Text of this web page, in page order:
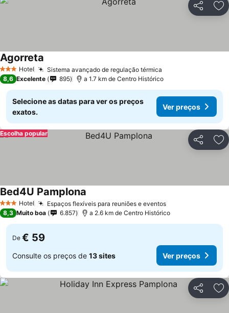
Partilhar
3 EstrelasHotel Sistema avançado de regulação térmica
Agorreta
8,6 Excelente 895 a 1.7 km de Centro Histórico
Selecione as datas para ver os preços
exatos.
Ver preços
Partilhar
Escolha popular
3 EstrelasHotel Espaços flexíveis para reuniões e eventos
Bed4U Pamplona
8,3 Muito boa 6.857 a 2.6 km de Centro Histórico
De € 59
Consulte os preços de 13 sites Ver preços
Partilhar